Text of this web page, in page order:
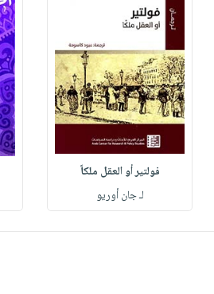
فولتير أو العقل ملكاً
لـ جان أوريو